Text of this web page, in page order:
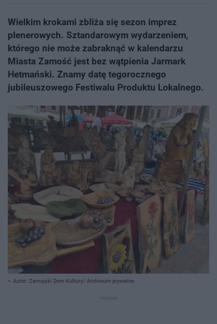
Wielkim krokami zbliża się sezon imprez
plenerowych. Sztandarowym wydarzeniem,
którego nie może zabraknąć w kalendarzu
Miasta Zamość jest bez wątpienia Jarmark
Hetmański. Znamy datę tegorocznego
jubileuszowego Festiwalu Produktu Lokalnego.
Autor: Zamojski Dom Kultury/ Archiwum prywatne